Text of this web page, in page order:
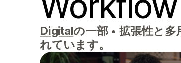
Digitalの一部 • 拡張性と多
れています。